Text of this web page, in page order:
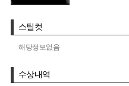
스틸컷
해당정보없음
수상내역